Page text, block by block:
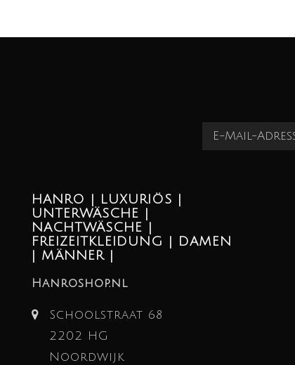
HANRO | LUXURIÖS |
UNTERWÄSCHE |
NACHTWÄSCHE |
FREIZEITKLEIDUNG | DAMEN
| MÄNNER |
Hanroshop.nl
Schoolstraat 68
2202 HG
Noordwijk